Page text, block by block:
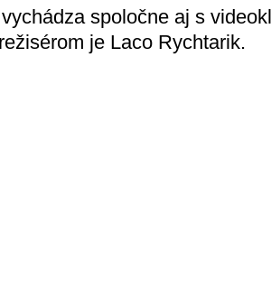
spoločne aj s
je Laco Rychtarik.